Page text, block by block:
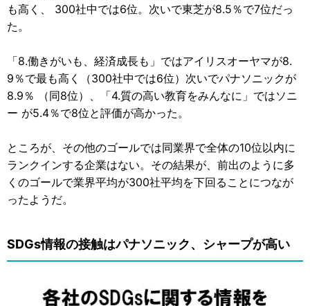
も高く、 300社中では6位。次いで東芝が8.5％で7位だっ
た。
「8.働きがいも、経済成長も」ではアイリスオーヤマが8.
9％で最も高く（300社中では6位）次いでパナソニックが
8.9％ （同8位）、「4.質の高い教育をみんなに」ではソニ
ー が5.4％で8位と評価が高かった。
ところが、その他のゴールでは同業界で全体の10位以内に
ランクインする企業はない。その結果が、前出のように多
くのゴールで業界平均が300社平均を下回ることにつなが
ったようだ。
SDGs情報の接触はパナソニック、シャープが高い